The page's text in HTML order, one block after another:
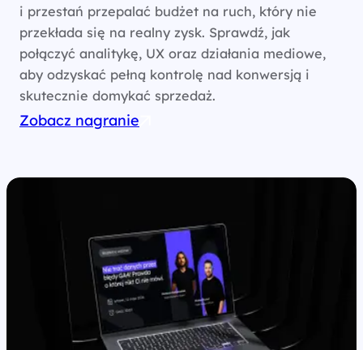
i przestań przepalać budżet na ruch, który nie
przekłada się na realny zysk. Sprawdź, jak
połączyć analitykę, UX oraz działania mediowe,
aby odzyskać pełną kontrolę nad konwersją i
skutecznie domykać sprzedaż.
Zobacz nagranie